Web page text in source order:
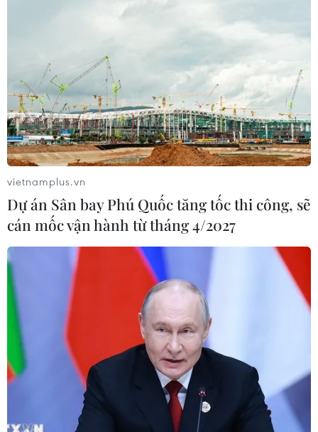
vietnamplus.vn
Dự án Sân bay Phú Quốc tăng tốc thi công, sẽ
cán mốc vận hành từ tháng 4/2027